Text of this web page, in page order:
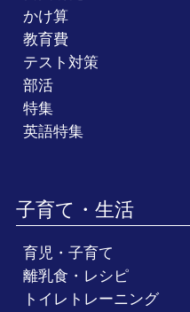
かけ算
教育費
テスト対策
部活
特集
英語特集
子育て・生活
育児・子育て
離乳食・レシピ
トイレトレーニング